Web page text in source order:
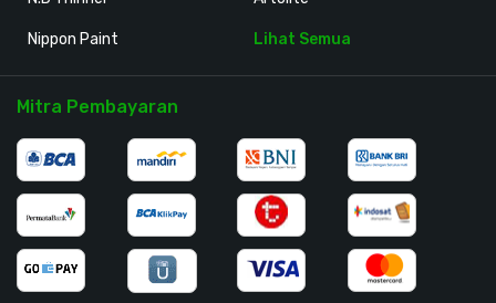
Nippon Paint Lihat Semua
Mitra Pembayaran